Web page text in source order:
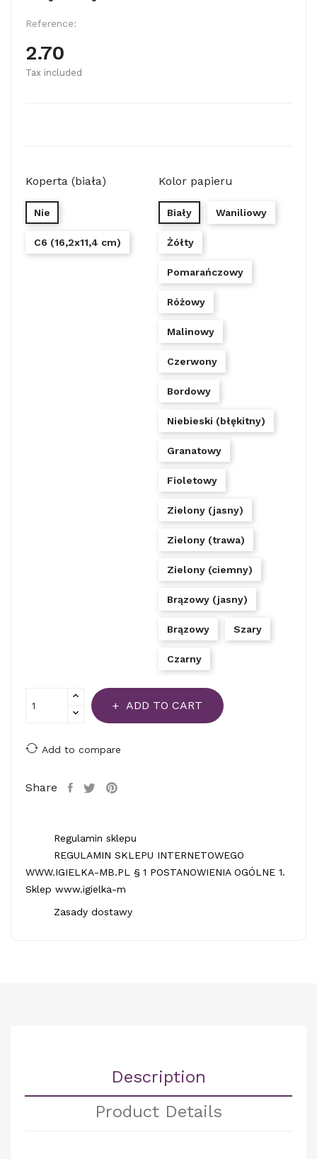
Reference:
2.70
Tax included
Koperta (biała)
Nie
C6 (16,2x11,4 cm)
Kolor papieru
Biały Waniliowy
Żółty
Pomarańczowy
Różowy
Malinowy
Czerwony
Bordowy
Niebieski (błękitny)
Granatowy
Fioletowy
Zielony (jasny)
Zielony (trawa)
Zielony (ciemny)
Brązowy (jasny)
Brązowy Szary
Czarny
ADD TO CART
Add to compare
Share
Regulamin sklepu
REGULAMIN SKLEPU INTERNETOWEGO
WWW.IGIELKA-MB.PL § 1 POSTANOWIENIA OGÓLNE 1.
Sklep www.igielka-m
Zasady dostawy
Description
Product Details